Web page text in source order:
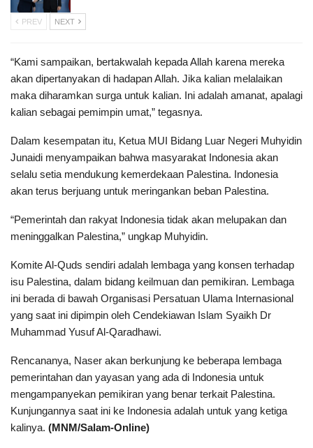
PREV NEXT
“Kami sampaikan, bertakwalah kepada Allah karena mereka
akan dipertanyakan di hadapan Allah. Jika kalian melalaikan
maka diharamkan surga untuk kalian. Ini adalah amanat, apalagi
kalian sebagai pemimpin umat,” tegasnya.
Dalam kesempatan itu, Ketua MUI Bidang Luar Negeri Muhyidin
Junaidi menyampaikan bahwa masyarakat Indonesia akan
selalu setia mendukung kemerdekaan Palestina. Indonesia
akan terus berjuang untuk meringankan beban Palestina.
“Pemerintah dan rakyat Indonesia tidak akan melupakan dan
meninggalkan Palestina,” ungkap Muhyidin.
Komite Al-Quds sendiri adalah lembaga yang konsen terhadap
isu Palestina, dalam bidang keilmuan dan pemikiran. Lembaga
ini berada di bawah Organisasi Persatuan Ulama Internasional
yang saat ini dipimpin oleh Cendekiawan Islam Syaikh Dr
Muhammad Yusuf Al-Qaradhawi.
Rencananya, Naser akan berkunjung ke beberapa lembaga
pemerintahan dan yayasan yang ada di Indonesia untuk
mengampanyekan pemikiran yang benar terkait Palestina.
Kunjungannya saat ini ke Indonesia adalah untuk yang ketiga
kalinya. (MNM/Salam-Online)